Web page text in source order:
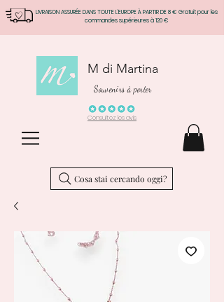
LIVRAISON ASSURÉE DANS TOUTE L'EUROPE À PARTIR DE 8 € Gratuit pour les
commandes supérieures à 120 €
M di Martina
Souvenirs à porter
Consultez les avis
Cosa stai cercando oggi?